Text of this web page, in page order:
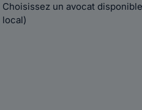
Choisissez un avocat
local)